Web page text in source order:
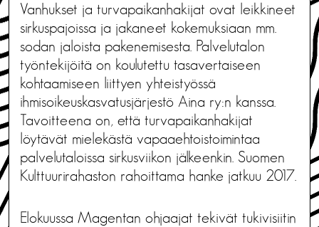
Vanhukset ja turvapaikanhakijat ovat leikkineet
sirkuspajoissa ja jakaneet kokemuksiaan mm.
sodan jaloista pakenemisesta. Palvelutalon
työntekijöitä on koulutettu tasavertaiseen
kohtaamiseen liittyen yhteistyössä
ihmisoikeuskasvatusjärjestö Aina ry:n kanssa.
Tavoitteena on, että turvapaikanhakijat
löytävät mielekästä vapaaehtoistoimintaa
palvelutaloissa sirkusviikon jälkeenkin. Suomen
Kulttuurirahaston rahoittama hanke jatkuu 2017.
Elokuussa Magentan ohjaajat tekivät tukivisiitin